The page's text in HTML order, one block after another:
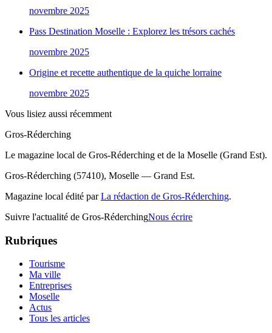
novembre 2025
Pass Destination Moselle : Explorez les trésors cachés
novembre 2025
Origine et recette authentique de la quiche lorraine
novembre 2025
Vous lisiez aussi récemment
Gros-Réderching
Le magazine local de Gros-Réderching et de la Moselle (Grand Est).
Gros-Réderching (57410), Moselle — Grand Est.
Magazine local édité parLa rédaction de Gros-Réderching.
Suivre l'actualité de Gros-RéderchingNous écrire
Rubriques
Tourisme
Ma ville
Entreprises
Moselle
Actus
Tous les articles